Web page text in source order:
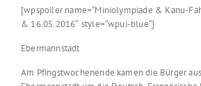
[wpspoiler name=“Miniolympiade & Kanu-
& 16.05.2016″ style=“wpui-blue“]
Ebermannstadt
Am Pfingstwochenende kamen die Bürger